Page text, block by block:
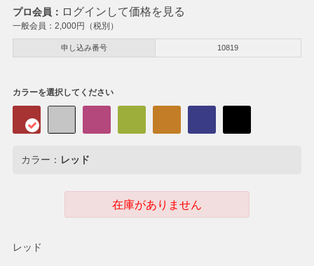
プロ会員： ログインして価格を見る
一般会員： 2,000円（税別）
申し込み番号 10819
レッド
カラーを選択してください
カラー： レッド
在庫がありません